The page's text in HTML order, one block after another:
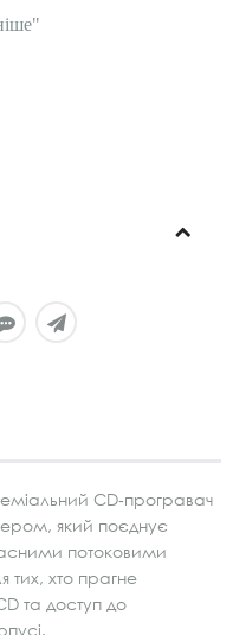
CD‑програвач
який поєднує
потоковими
тих, хто прагне
та доступ до